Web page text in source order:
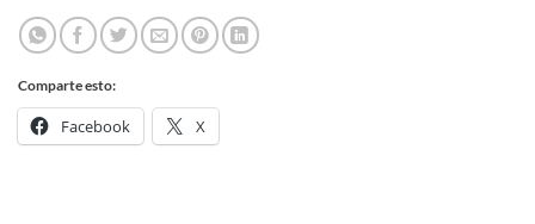
Comparte esto:
Facebook X